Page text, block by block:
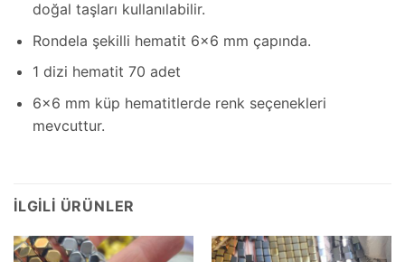
doğal taşları kullanılabilir.
Rondela şekilli hematit 6×6 mm çapında.
1 dizi hematit 70 adet
6×6 mm küp hematitlerde renk seçenekleri
mevcuttur.
İLGILI ÜRÜNLER